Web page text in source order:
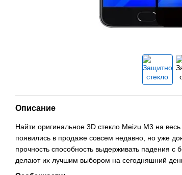
Описание
Найти оригинальное 3D стекло Meizu M3 на
появились в продаже совсем недавно, но уже
прочность способность выдерживать падения
делают их лучшим выбором на сегодняшний